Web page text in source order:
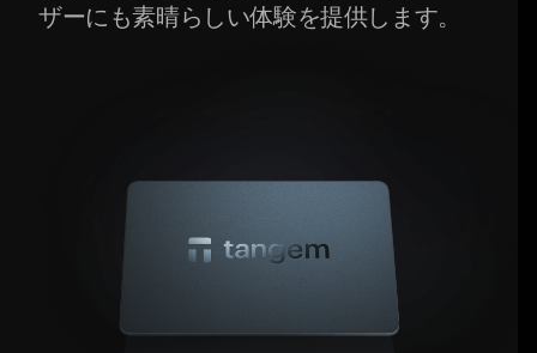
ザーにも素晴らしい体験を提供します。